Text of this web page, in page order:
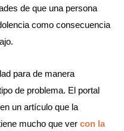
de que una persona
como consecuencia
para de manera
de problema. El portal
un artículo que la
mucho que ver con la